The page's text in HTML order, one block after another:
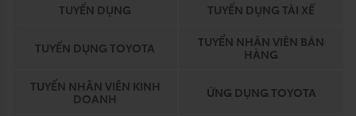
TUYỂN DỤNG
TUYỂN DỤNG TÀI XẾ
TUYỂN DỤNG TOYOTA
TUYỂN NHÂN VIÊN BÁN
HÀNG
TUYỂN NHÂN VIÊN KINH
DOANH
ỨNG DỤNG TOYOTA